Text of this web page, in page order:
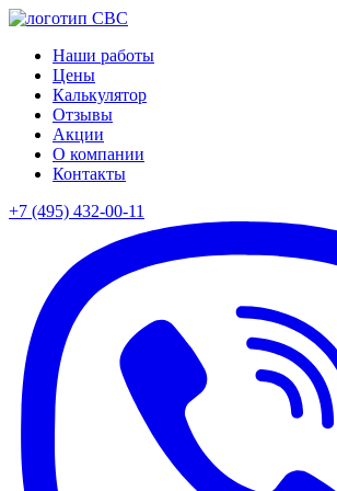
Наши работы
Цены
Калькулятор
Отзывы
Акции
О компании
Контакты
+7 (495) 432-00-11